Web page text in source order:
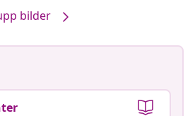
bilder